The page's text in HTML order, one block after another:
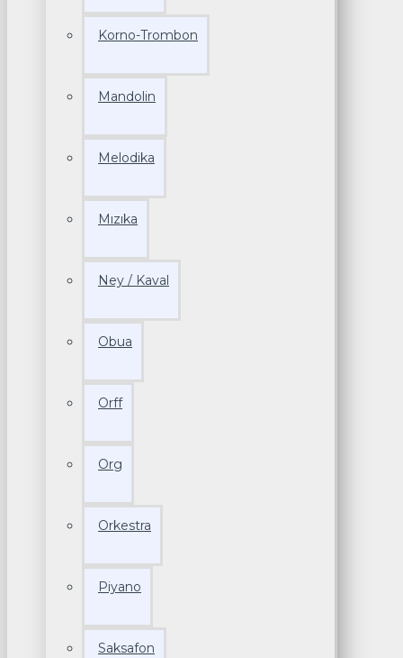
Korno-Trombon
Mandolin
Melodika
Mızıka
Ney / Kaval
Obua
Orff
Org
Orkestra
Piyano
Saksafon